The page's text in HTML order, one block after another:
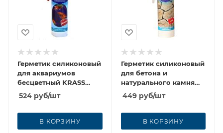
Герметик силиконовый
для аквариумов
бесцветный KRASS
300мл
524 руб/шт
В КОРЗИНУ
Герметик силиконовый
для бетона и
натурального камня
Серый KRASS 300мл
449руб/шт
В КОРЗИНУ